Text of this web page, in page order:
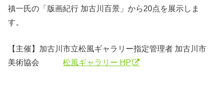
禛一氏の「版画紀行 加古川百景」から20点を展示しま
す。
【主催】加古川市立松風ギャラリー指定管理者 加古川市
美術協会松風ギャラリー HP